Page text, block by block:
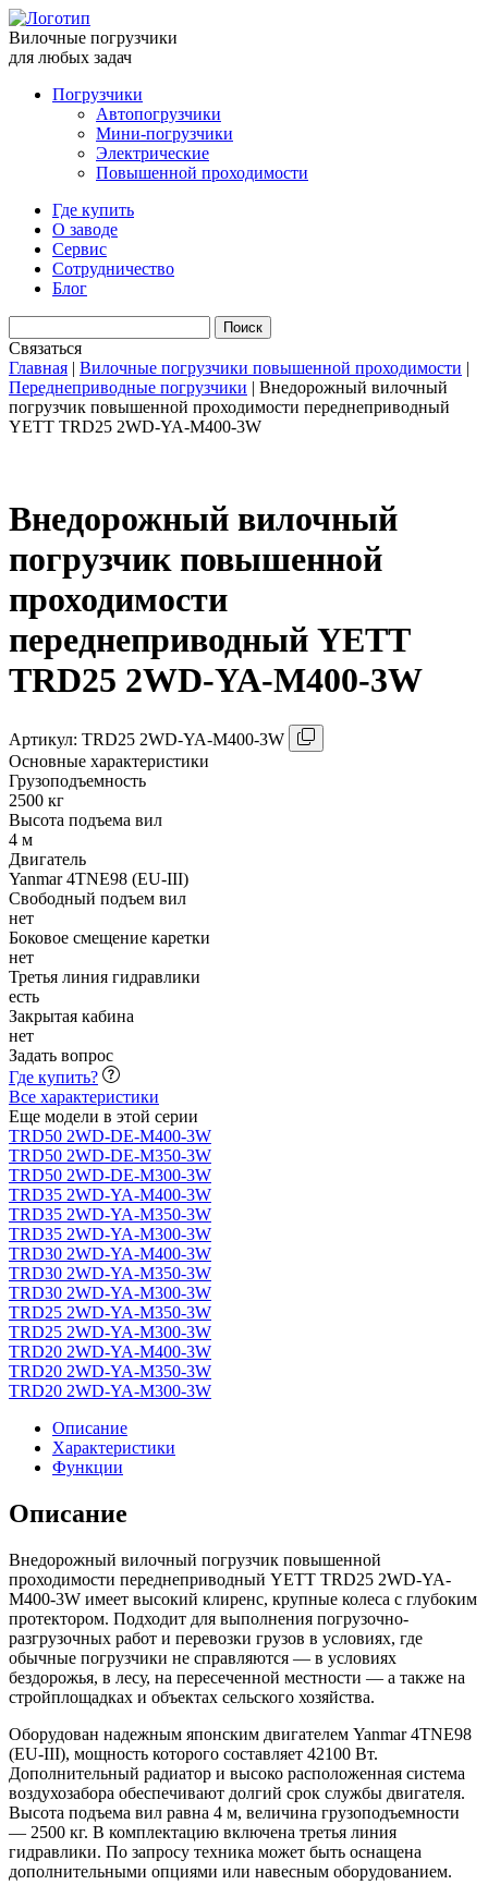
Вилочные погрузчики
для любых задач
Погрузчики
Автопогрузчики
Мини-погрузчики
Электрические
Повышенной проходимости
Где купить
О заводе
Сервис
Сотрудничество
Блог
Связаться
Главная | Вилочные погрузчики повышенной проходимости |
Переднеприводные погрузчики | Внедорожный вилочный
погрузчик повышенной проходимости переднеприводный
YETT TRD25 2WD-YA-M400-3W
Внедорожный вилочный
погрузчик повышенной
проходимости
переднеприводный YETT
TRD25 2WD-YA-M400-3W
Aртикул: TRD25 2WD-YA-M400-3W
Основные характеристики
Грузоподъемность
2500 кг
Высота подъема вил
4 м
Двигатель
Yanmar 4TNE98 (EU-III)
Свободный подъем вил
нет
Боковое смещение каретки
нет
Третья линия гидравлики
есть
Закрытая кабина
нет
Задать вопрос
Где купить?
Все характеристики
Еще модели в этой серии
TRD50 2WD-DE-M400-3W
TRD50 2WD-DE-M350-3W
TRD50 2WD-DE-M300-3W
TRD35 2WD-YA-M400-3W
TRD35 2WD-YA-M350-3W
TRD35 2WD-YA-M300-3W
TRD30 2WD-YA-M400-3W
TRD30 2WD-YA-M350-3W
TRD30 2WD-YA-M300-3W
TRD25 2WD-YA-M350-3W
TRD25 2WD-YA-M300-3W
TRD20 2WD-YA-M400-3W
TRD20 2WD-YA-M350-3W
TRD20 2WD-YA-M300-3W
Описание
Характеристики
Функции
Описание
Внедорожный вилочный погрузчик повышенной
проходимости переднеприводный YETT TRD25 2WD-YA-
M400-3W имеет высокий клиренс, крупные колеса с глубоким
протектором. Подходит для выполнения погрузочно-
разгрузочных работ и перевозки грузов в условиях, где
обычные погрузчики не справляются — в условиях
бездорожья, в лесу, на пересеченной местности — а также на
стройплощадках и объектах сельского хозяйства.
Оборудован надежным японским двигателем Yanmar 4TNE98
(EU-III), мощность которого составляет 42100 Вт.
Дополнительный радиатор и высоко расположенная система
воздухозабора обеспечивают долгий срок службы двигателя.
Высота подъема вил равна 4 м, величина грузоподъемности
— 2500 кг. В комплектацию включена третья линия
гидравлики. По запросу техника может быть оснащена
дополнительными опциями или навесным оборудованием.